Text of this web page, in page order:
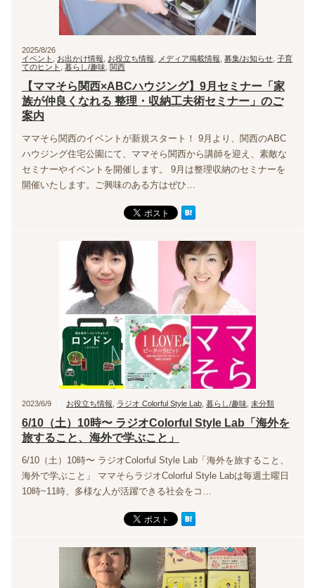
2025/8/26
イベント
お出かけ情報 お役立ち情報 メディア掲載情報 募集/お知らせ 子育
てのヒント
暮らし/趣味 関西
【ママそら関西×ABCハウジング】9月セミナー「家
族が仲良くなれる 整理・収納工夫術セミナー」のご
案内
ママそら関西のイベントが新規スタート！ 9月より、関西のABC
ハウジング住宅公園にて、ママそら関西から講師を迎え、素敵な
セミナーやイベントを開催します。 9月は整理収納のセミナーを
開催いたします。ご興味のある方はぜひ…
2023/6/9 お役立ち情報 ラジオ Colorful Style Lab 暮らし/趣味 未分類
6/10（土）10時〜 ラジオColorful Style Lab「海外を
旅すること、海外で学ぶこと」
6/10（土）10時〜 ラジオColorful Style Lab「海外を旅すること、
海外で学ぶこと」 ママそらラジオColorful Style Labは毎週土曜日
10時~11時、多様な人が活躍できる社会をコ…